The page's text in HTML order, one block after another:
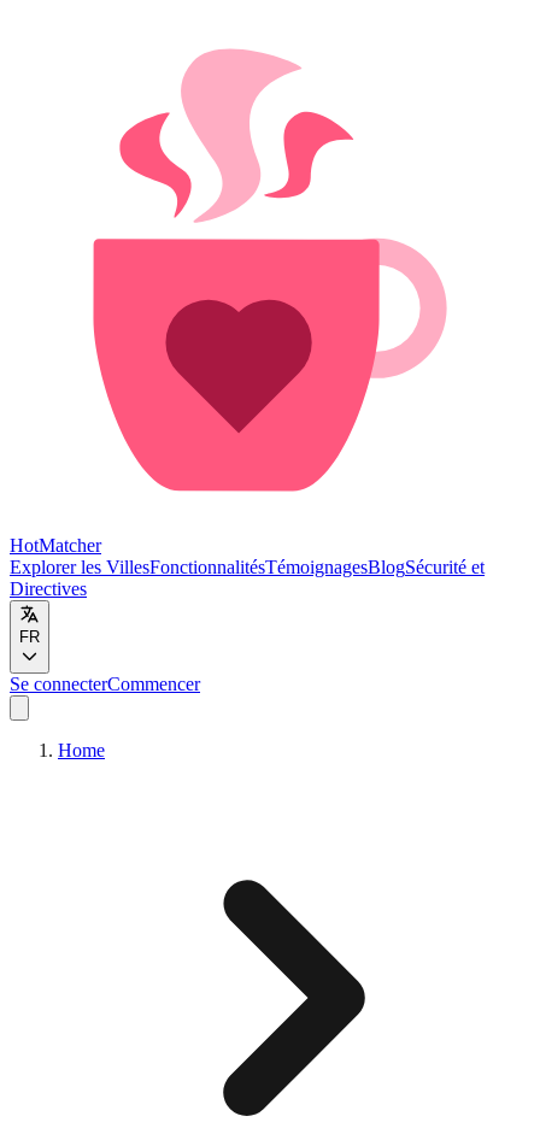
HotMatcher
Explorer les VillesFonctionnalitésTémoignagesBlogSécurité et
Directives
FR
Se connecterCommencer
Home